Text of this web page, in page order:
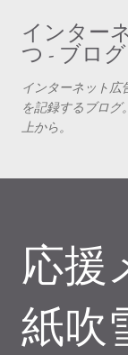
スキ
インター
つ - ブログ
インターネット広
を記録するブログ
上から。
応援
紙吹